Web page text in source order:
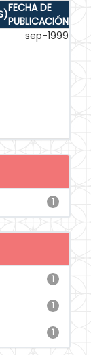
FECHA DE
PUBLICACIÓN
sep-1999
1
1
1
1